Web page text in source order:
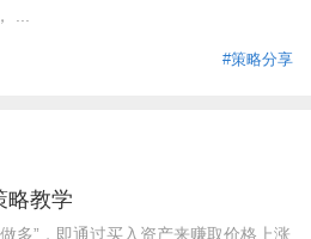
...
#策略分享
略教学
多”，即通过买入资产来赚取价格上涨